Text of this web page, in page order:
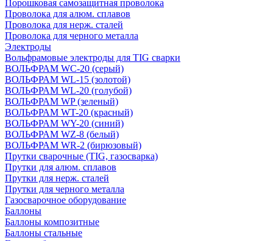
Порошковая самозащитная проволока
Проволока для алюм. сплавов
Проволока для нерж. сталей
Проволока для черного металла
Электроды
Вольфрамовые электроды для TIG сварки
ВОЛЬФРАМ WC-20 (серый)
ВОЛЬФРАМ WL-15 (золотой)
ВОЛЬФРАМ WL-20 (голубой)
ВОЛЬФРАМ WP (зеленый)
ВОЛЬФРАМ WT-20 (красный)
ВОЛЬФРАМ WY-20 (синий)
ВОЛЬФРАМ WZ-8 (белый)
ВОЛЬФРАМ WR-2 (бирюзовый)
Прутки сварочные (TIG, газосварка)
Прутки для алюм. сплавов
Прутки для нерж. сталей
Прутки для черного металла
Газосварочное оборудование
Баллоны
Баллоны композитные
Баллоны стальные